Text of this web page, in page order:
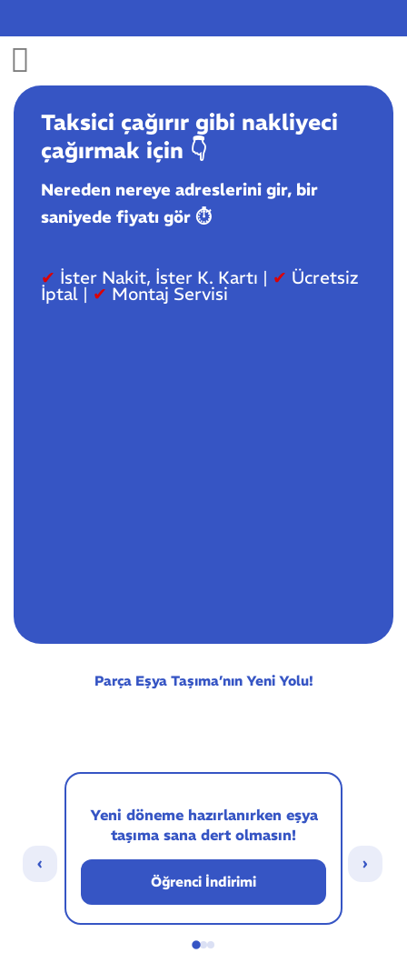
to
content
Taksici çağırır gibi nakliyeci
çağırmak için 👇️
Nereden nereye adreslerini gir, bir
saniyede fiyatı gör ⏱️
✔ İster Nakit, İster K. Kartı | ✔ Ücretsiz
İptal | ✔ Montaj Servisi
Parça Eşya Taşıma’nın Yeni Yolu!
‹
Yeni döneme hazırlanırken eşya
taşıma sana dert olmasın!
Öğrenci İndirimi
›